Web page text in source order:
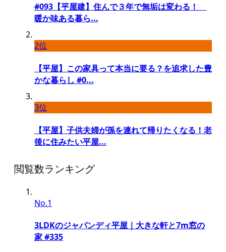
#093【平屋建】住んで３年で無垢は変わる！
暖か味ある暮ら...
2位
【平屋】この家具って本当に要る？を追求した豊
かな暮らし #0...
3位
【平屋】子供夫婦が孫を連れて帰りたくなる！老
後に住みたい平屋...
閲覧数ランキング
No.1
3LDKのジャパンディ平屋｜大きな軒と7m窓の
家 #335